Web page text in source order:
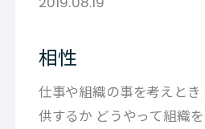
相性
仕事や組織の事を考えと
供するか どうやって組織